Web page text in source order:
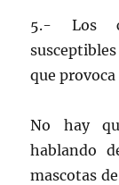
5.- Los
que
No hay
hablando
mascotas